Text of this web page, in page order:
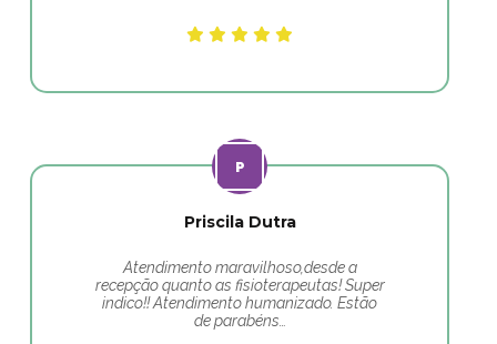
Priscila Dutra
Atendimento maravilhoso,desde a
recepção quanto as fisioterapeutas! Super
indico!! Atendimento humanizado. Estão
de parabéns…